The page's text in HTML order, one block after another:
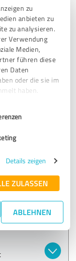
zu
anbieten zu
zu analysieren.
Verwendung
Medien,
führen diese
Daten
oder die sie im
haben.
Details zeigen
ZULASSEN
ABLEHNEN
Empfehlung
Empfehlung